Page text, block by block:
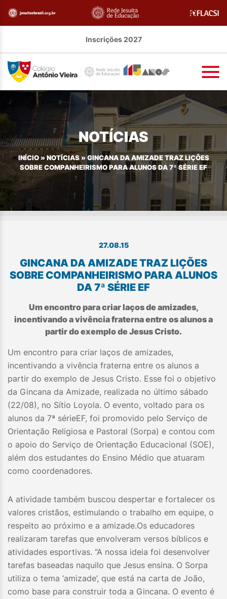
Inscrições 2027
NOTÍCIAS
INÍCIO»NOTÍCIAS» GINCANA DA AMIZADE TRAZ LIÇÕES
SOBRE COMPANHEIRISMO PARA ALUNOS DA 7ª SÉRIE EF
27.08.15
GINCANA DA AMIZADE TRAZ LIÇÕES
SOBRE COMPANHEIRISMO PARA ALUNOS
DA 7ª SÉRIE EF
Um encontro para criar laços de amizades,
incentivando a vivência fraterna entre os alunos a
partir do exemplo de Jesus Cristo.
Um encontro para criar laços de amizades,
incentivando a vivência fraterna entre os alunos a
partir do exemplo de Jesus Cristo. Esse foi o objetivo
da Gincana da Amizade, realizada no último sábado
(22/08), no Sítio Loyola. O evento, voltado para os
alunos da 7ª sérieEF, foi promovido pelo Serviço de
Orientação Religiosa e Pastoral (Sorpa) e contou com
o apoio do Serviço de Orientação Educacional (SOE),
além dos estudantes do Ensino Médio que atuaram
como coordenadores.
A atividade também buscou despertar e fortalecer os
valores cristãos, estimulando o trabalho em equipe, o
respeito ao próximo e a amizade.Os educadores
realizaram tarefas que envolveram versos bíblicos e
atividades esportivas. “A nossa ideia foi desenvolver
tarefas baseadas naquilo que Jesus ensina. O Sorpa
utiliza o tema ‘amizade’, que está na carta de João,
como base para construir toda a Gincana. O evento é